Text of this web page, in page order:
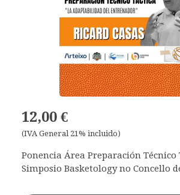
12,00 €
(IVA General 21% incluido)
Ponencia Área Preparación Técnico
Simposio Basketology no Concello